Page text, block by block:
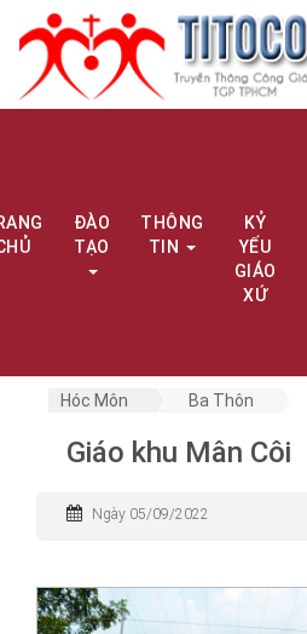
ĐÀO
TẠO
THÔNG
TIN
KỶ
YẾU
GIÁO
XỨ
Hóc Môn Ba Thôn
Giáo khu Mân Côi
Ngày 05/09/2022